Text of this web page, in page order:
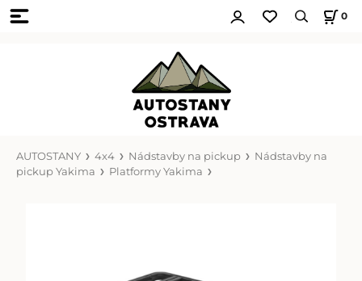
0
AUTOSTANY 4x4 Nádstavby na pickup
Nádstavby na
pickup Yakima
Platformy Yakima